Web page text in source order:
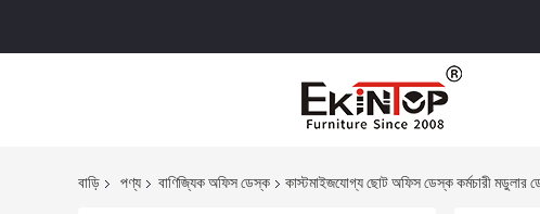
বাড়ি পণ্য বাণিজ্যিক অফিস ডেস্ক কাস্টমাইজযোগ্য ছোট অফিস ডেস্ক কর্মচারী